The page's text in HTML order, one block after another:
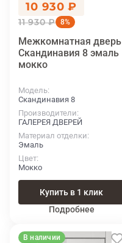
10 930 ₽
11 930 ₽ 8%
Межкомнатная дверь
Скандинавия 8 эмаль
мокко
Модель
Скандинавия 8
Производители
ГАЛЕРЕЯ ДВЕРЕЙ
Материал отделки
Эмаль
Цвет
Мокко
Купить в 1 клик
Подробнее
В наличии